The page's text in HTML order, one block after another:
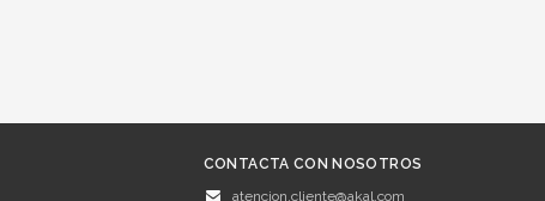
CONTACTA CON NOSOTROS
atencion.cliente@akal.com